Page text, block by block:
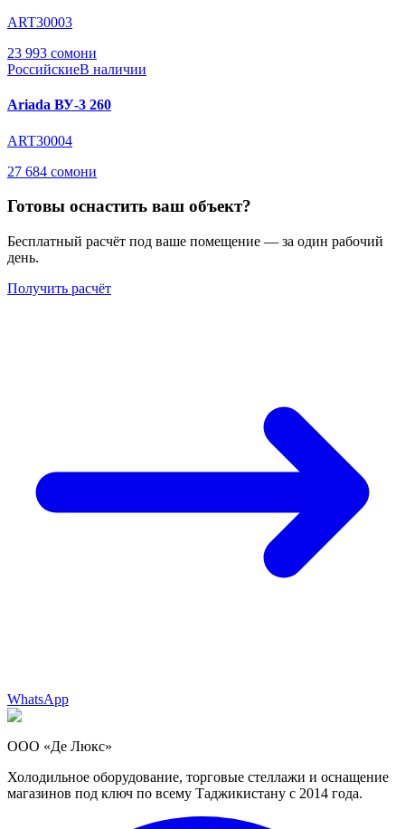
ART30003
23 993 сомони
РоссийскиеВ наличии
Ariada ВУ-3 260
ART30004
27 684 сомони
Готовы оснастить ваш объект?
Бесплатный расчёт под ваше помещение — за один рабочий
день.
Получить расчёт
WhatsApp
ООО «Де Люкс»
Холодильное оборудование, торговые стеллажи и оснащение
магазинов под ключ по всему Таджикистану с 2014 года.